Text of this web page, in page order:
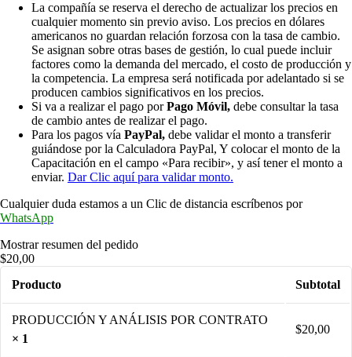
La compañía se reserva el derecho de actualizar los precios en
cualquier momento sin previo aviso. Los precios en dólares
americanos no guardan relación forzosa con la tasa de cambio.
Se asignan sobre otras bases de gestión, lo cual puede incluir
factores como la demanda del mercado, el costo de producción y
la competencia. La empresa será notificada por adelantado si se
producen cambios significativos en los precios.
Si va a realizar el pago porPago Móvil, debe consultar la tasa
de cambio antes de realizar el pago.
Para los pagos vía PayPal, debe validar el monto a transferir
guiándose por la Calculadora PayPal, Y colocar el monto de la
Capacitación en el campo «Para recibir», y así tener el monto a
enviar. Dar Clic aquí para validar monto.
Cualquier duda estamos a un Clic de distancia escríbenos por
WhatsApp
Mostrar resumen del pedido
$20,00
Producto
Subtotal
PRODUCCIÓN Y ANÁLISIS POR CONTRATO
× 1
$20,00